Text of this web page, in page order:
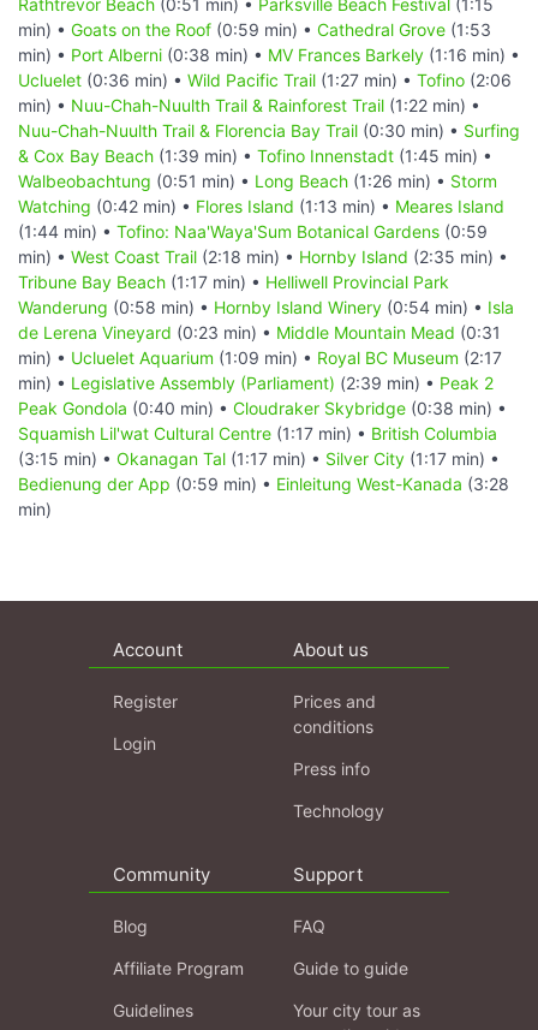
min) • Goats on the Roof (0:59 min) • Cathedral Grove (1:53
min) • Port Alberni (0:38 min) • MV Frances Barkely (1:16 min) •
Ucluelet (0:36 min) • Wild Pacific Trail (1:27 min) • Tofino (2:06
min) • Nuu-Chah-Nuulth Trail & Rainforest Trail (1:22 min) •
Nuu-Chah-Nuulth Trail & Florencia Bay Trail (0:30 min) • Surfing
& Cox Bay Beach (1:39 min) • Tofino Innenstadt (1:45 min) •
Walbeobachtung (0:51 min) • Long Beach (1:26 min) • Storm
Watching (0:42 min) • Flores Island (1:13 min) • Meares Island
(1:44 min) • Tofino: Naa'Waya'Sum Botanical Gardens (0:59
min) • West Coast Trail (2:18 min) • Hornby Island (2:35 min) •
Tribune Bay Beach (1:17 min) • Helliwell Provincial Park
Wanderung (0:58 min) • Hornby Island Winery (0:54 min) • Isla
de Lerena Vineyard (0:23 min) • Middle Mountain Mead (0:31
min) • Ucluelet Aquarium (1:09 min) • Royal BC Museum (2:17
min) • Legislative Assembly (Parliament) (2:39 min) • Peak 2
Peak Gondola (0:40 min) • Cloudraker Skybridge (0:38 min) •
Squamish Lil'wat Cultural Centre (1:17 min) • British Columbia
(3:15 min) • Okanagan Tal (1:17 min) • Silver City (1:17 min) •
Bedienung der App (0:59 min) • Einleitung West-Kanada (3:28
min)
Account
Register
Login
About us
Prices and
conditions
Press info
Technology
Community
Blog
Affiliate Program
Guidelines
Support
FAQ
Guide to guide
Your city tour as